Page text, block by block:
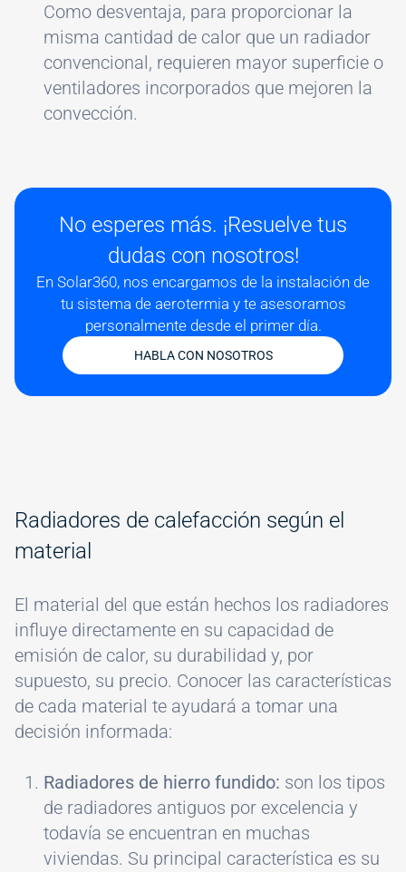
Como desventaja, para proporcionar la
misma cantidad de calor que un radiador
convencional, requieren mayor superficie o
ventiladores incorporados que mejoren la
convección.
No esperes más. ¡Resuelve tus
dudas con nosotros!
En Solar360, nos encargamos de la instalación de
tu sistema de aerotermia y te asesoramos
personalmente desde el primer día.
HABLA CON NOSOTROS
Radiadores de calefacción según el
material
El material del que están hechos los radiadores
influye directamente en su capacidad de
emisión de calor, su durabilidad y, por
supuesto, su precio. Conocer las características
de cada material te ayudará a tomar una
decisión informada:
Radiadores de hierro fundido: son los tipos
de radiadores antiguos por excelencia y
todavía se encuentran en muchas
viviendas. Su principal característica es su